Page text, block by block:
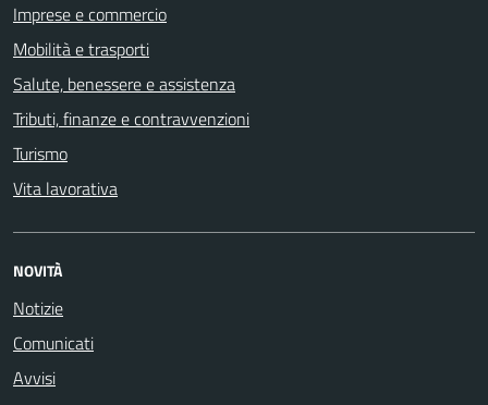
Imprese e commercio
Mobilità e trasporti
Salute, benessere e assistenza
Tributi, finanze e contravvenzioni
Turismo
Vita lavorativa
NOVITÀ
Notizie
Comunicati
Avvisi